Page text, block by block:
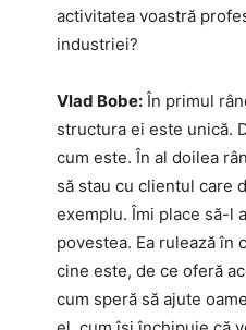
activitatea voastră
industriei?
Vlad Bobe: În primul
structura ei este unică.
cum este. În al doilea
să stau cu clientul care
exemplu. Îmi place să-l
povestea. Ea rulează în
cine este, de ce oferă
cum speră să ajute